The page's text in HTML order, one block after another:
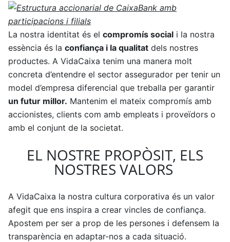
La nostra identitat és el compromís social i la nostra
essència és la confiança i la qualitat dels nostres
productes. A VidaCaixa tenim una manera molt
concreta d’entendre el sector assegurador per tenir un
model d’empresa diferencial que treballa per garantir
un futur millor. Mantenim el mateix compromís amb
accionistes, clients com amb empleats i proveïdors o
amb el conjunt de la societat.
EL NOSTRE PROPÒSIT, ELS
NOSTRES VALORS
A VidaCaixa la nostra cultura corporativa és un valor
afegit que ens inspira a crear vincles de confiança.
Apostem per ser a prop de les persones i defensem la
transparència en adaptar-nos a cada situació.